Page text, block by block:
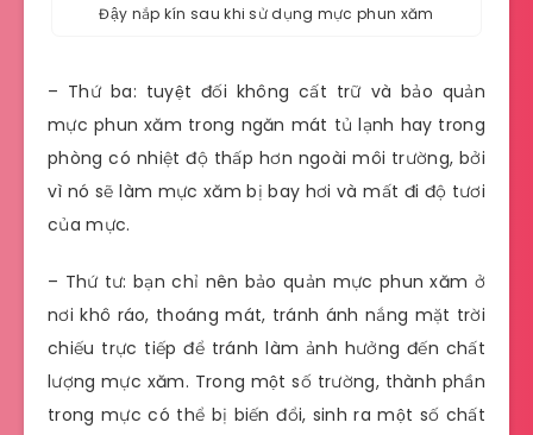
Đậy nắp kín sau khi sử dụng mực phun xăm
– Thứ ba: tuyệt đối không cất trữ và bảo quản
mực phun xăm trong ngăn mát tủ lạnh hay trong
phòng có nhiệt độ thấp hơn ngoài môi trường, bởi
vì nó sẽ làm mực xăm bị bay hơi và mất đi độ tươi
của mực.
– Thứ tư: bạn chỉ nên bảo quản mực phun xăm ở
nơi khô ráo, thoáng mát, tránh ánh nắng mặt trời
chiếu trực tiếp để tránh làm ảnh hưởng đến chất
lượng mực xăm. Trong một số trường, thành phần
trong mực có thể bị biến đổi, sinh ra một số chất